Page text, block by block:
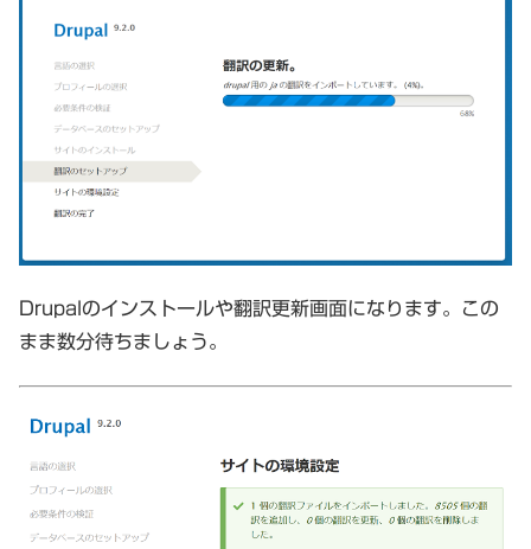
Drupalのインストールや翻訳更新画面になります。この
まま数分待ちましょう。